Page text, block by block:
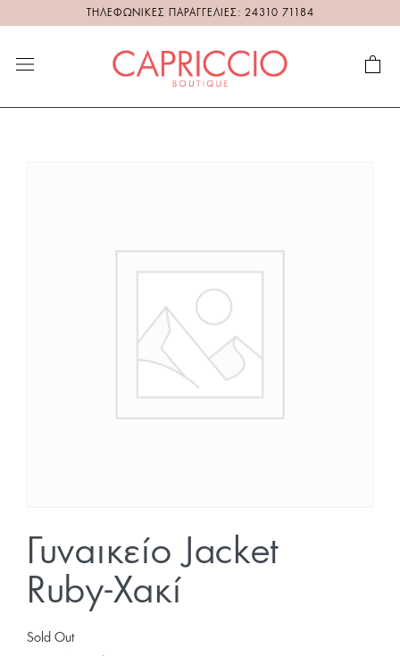
ΤΗΛΕΦΩΝΙΚΕΣ ΠΑΡΑΓΓΕΛΙΕΣ: 24310 71184
Γυναικείο Jacket
Ruby-Χακί
Sold Out